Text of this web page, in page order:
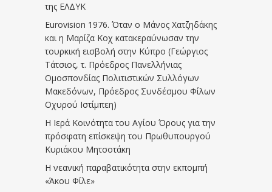
της ΕΛΔΥΚ
Eurovision 1976. Όταν ο Μάνος Χατζηδάκης
και η Μαρίζα Κοχ κατακεραύνωσαν την
τουρκική εισβολή στην Κύπρο (Γεώργιος
Τάτσιος, τ. Πρόεδρος Πανελλήνιας
Ομοσπονδίας Πολιτιστικών Συλλόγων
Μακεδόνων, Πρόεδρος Συνδέσμου Φίλων
Οχυρού Ιστίμπεη)
Η Ιερά Κοινότητα του Αγίου Όρους για την
πρόσφατη επίσκεψη του Πρωθυπουργού
Κυριάκου Μητσοτάκη
Η νεανική παραβατικότητα στην εκπομπή
«Άκου Φίλε»